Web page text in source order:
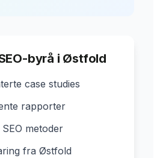
byrå i Østfold
case studies
rapporter
metoder
fra Østfold